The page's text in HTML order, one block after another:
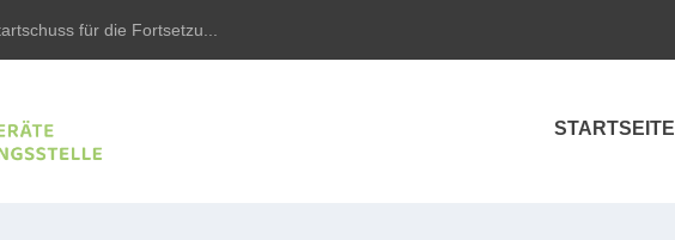
für die Fortsetzu...
STARTSEITE